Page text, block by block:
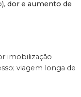
dor e aumento de
imobilização
viagem longa de